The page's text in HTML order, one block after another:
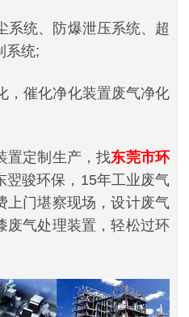
系统、防爆泄压系统、超
系统;
，催化净化装置废气净化
置定制生产，找东莞市环
骏环保，15年工业废气
上门堪察现场，设计废气
废气处理装置，轻松过环